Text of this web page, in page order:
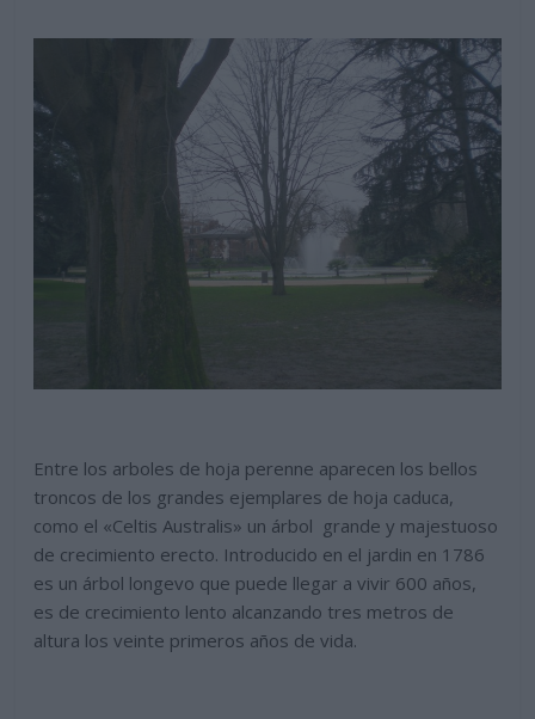
Entre los arboles de hoja perenne aparecen los bellos
troncos de los grandes ejemplares de hoja caduca,
como el «Celtis Australis» un árbol grande y majestuoso
de crecimiento erecto. Introducido en el jardin en 1786
es un árbol longevo que puede llegar a vivir 600 años,
es de crecimiento lento alcanzando tres metros de
altura los veinte primeros años de vida.